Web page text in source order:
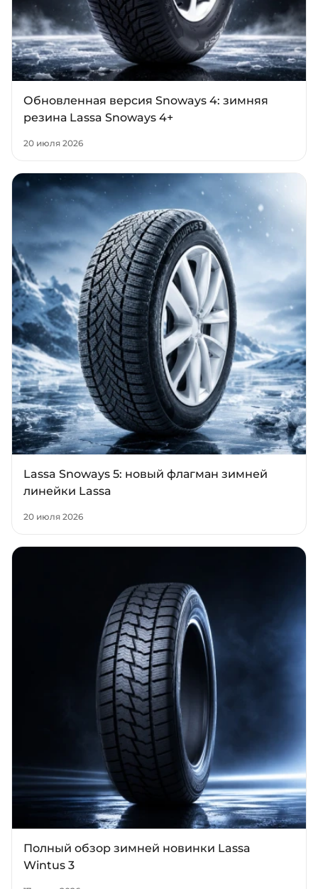
20 июля 2026
Обновленная версия Snoways 4: зимняя
резина Lassa Snoways 4+
20 июля 2026
Lassa Snoways 5: новый флагман зимней
линейки Lassa
Полный обзор зимней новинки Lassa
Wintus 3